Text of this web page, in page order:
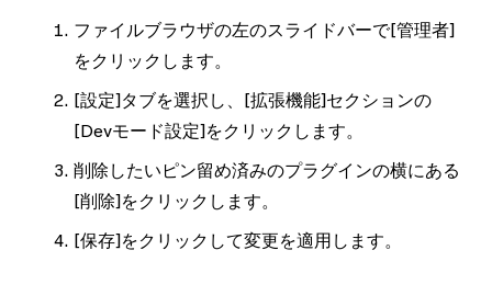
ファイルブラウザの左のスライドバーで[管理者]
をクリックします。
[設定]タブを選択し、 [拡張機能]セクションの
[Devモード設定]をクリックします。
削除したいピン留め済みのプラグインの横にある
[削除]をクリックします。
[保存]をクリックして変更を適用します。